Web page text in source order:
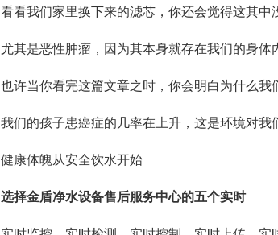
看看我们家里换下来的滤芯，你还会觉得这其中
尤其是恶性肿瘤，因为其本身就存在我们的身体
也许当你看完这篇文章之时，你会明白为什么我
我们的孩子患癌症的几率在上升，这是环境对
健康体魄从安全饮水开始
选择金盾净水设备售后服务中心的五个实时